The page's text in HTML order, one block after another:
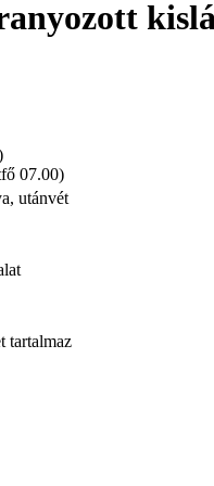
07.00)
utánvét
tartalmaz